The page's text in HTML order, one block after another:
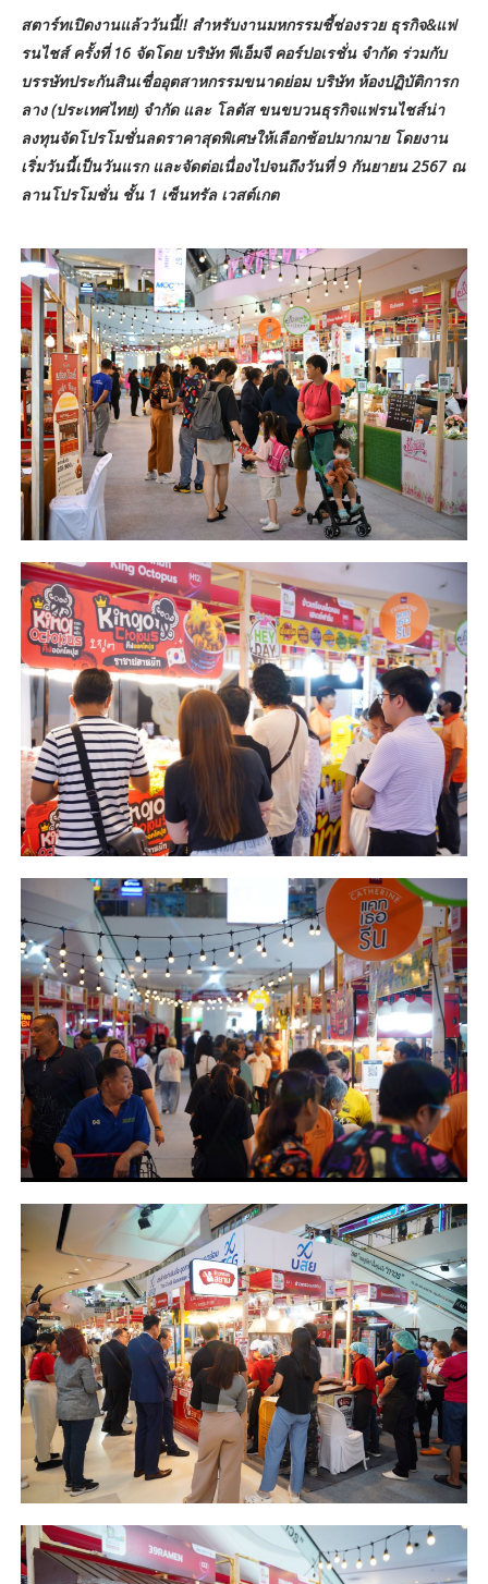
สตาร์ทเปิดงานแล้ววันนี้!! สำหรับงานมหกรรมชี้ช่องรวย ธุรกิจ&แฟ
รนไชส์ ครั้งที่ 16 จัดโดย บริษัท พีเอ็มจี คอร์ปอเรชั่น จำกัด ร่วมกับ
บรรษัทประกันสินเชื่ออุตสาหกรรมขนาดย่อม บริษัท ห้องปฏิบัติการก
ลาง (ประเทศไทย) จำกัด และ โลตัส ขนขบวนธุรกิจแฟรนไชส์น่า
ลงทุนจัดโปรโมชั่นลดราคาสุดพิเศษให้เลือกช้อปมากมาย โดยงาน
เริ่มวันนี้เป็นวันแรก และจัดต่อเนื่องไปจนถึงวันที่ 9 กันยายน 2567 ณ
ลานโปรโมชั่น ชั้น 1 เซ็นทรัล เวสต์เกต